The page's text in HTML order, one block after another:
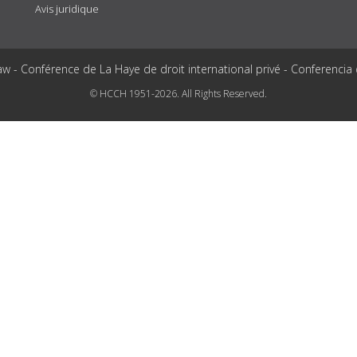
Avis juridique
- Conférence de La Haye de droit international privé -
© HCCH 1951-2026. All Rights Reserved.